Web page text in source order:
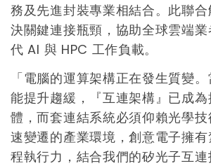
務及先進封裝專業相結合。此聯
決關鍵連接瓶頸，協助全球雲端
代 AI 與 HPC 工作負載。
「電腦的運算架構正在發生質變
能提升趨緩，『互連架構』已成
體，而套連結系統必須仰賴光學
速變遷的產業環境，創意電子擁
程執行力，結合我們的矽光子互